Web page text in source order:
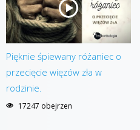
Pięknie śpiewany różaniec o
przecięcie więzów zła w
rodzinie.
17247 obejrzen